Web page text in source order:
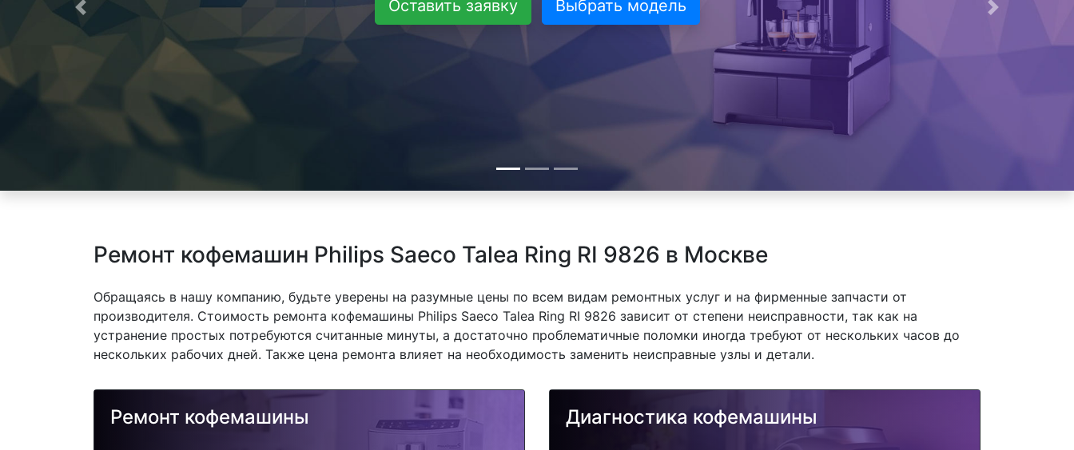
Оставить заявку Выбрать модель
Предыдущая Следующая
Ремонт кофемашин Philips Saeco Talea Ring RI 9826 в Москве
Обращаясь в нашу компанию, будьте уверены на разумные цены по всем видам ремонтных услуг и на фирменные запчасти от
производителя. Стоимость ремонта кофемашины Philips Saeco Talea Ring RI 9826 зависит от степени неисправности, так как на
устранение простых потребуются считанные минуты, а достаточно проблематичные поломки иногда требуют от нескольких часов до
нескольких рабочих дней. Также цена ремонта влияет на необходимость заменить неисправные узлы и детали.
Ремонт кофемашины Диагностика кофемашины